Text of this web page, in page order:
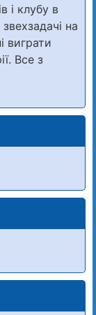
і клубу в
на
виграти
Все з